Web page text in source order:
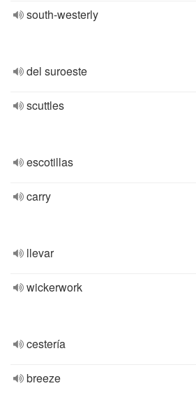
south-westerly
del suroeste
scuttles
escotillas
carry
llevar
wickerwork
cestería
breeze